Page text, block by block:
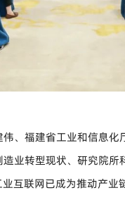
、福建省工业和信息
业转型现状、研究院
互联网已成为推动产业